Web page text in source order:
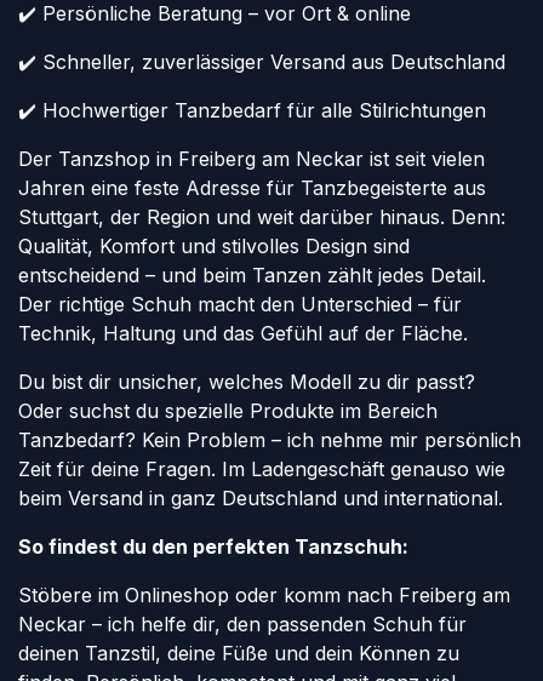
✔️ Persönliche Beratung – vor Ort & online
✔️ Schneller, zuverlässiger Versand aus Deutschland
✔️ Hochwertiger Tanzbedarf für alle Stilrichtungen
Der Tanzshop in Freiberg am Neckar ist seit vielen
Jahren eine feste Adresse für Tanzbegeisterte aus
Stuttgart, der Region und weit darüber hinaus. Denn:
Qualität, Komfort und stilvolles Design sind
entscheidend – und beim Tanzen zählt jedes Detail.
Der richtige Schuh macht den Unterschied – für
Technik, Haltung und das Gefühl auf der Fläche.
Du bist dir unsicher, welches Modell zu dir passt?
Oder suchst du spezielle Produkte im Bereich
Tanzbedarf? Kein Problem – ich nehme mir persönlich
Zeit für deine Fragen. Im Ladengeschäft genauso wie
beim Versand in ganz Deutschland und international.
So findest du den perfekten Tanzschuh:
Stöbere im Onlineshop oder komm nach Freiberg am
Neckar – ich helfe dir, den passenden Schuh für
deinen Tanzstil, deine Füße und dein Können zu